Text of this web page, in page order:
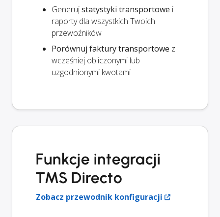
Generujstatystyki transportowe i
raporty dla wszystkich Twoich
przewoźników
Porównuj faktury transportowe z
wcześniej obliczonymi lub
uzgodnionymi kwotami
Funkcje integracji
TMS Directo
Zobacz przewodnik konfiguracji